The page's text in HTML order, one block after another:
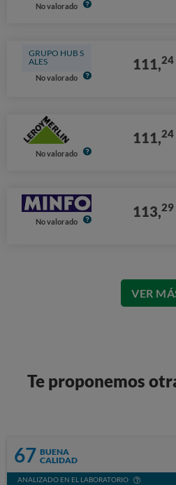
No valorado
GRUPO HUB S
ALES
No valorado
111,24
No valorado
111,24
No valorado
113,29
VER
Te proponemos
67 BUENA
CALIDAD
ANALIZADO EN EL LABORATORIO